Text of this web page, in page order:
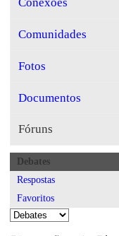
Comunidades
Fotos
Documentos
Fóruns
Debates
Respostas
Favoritos